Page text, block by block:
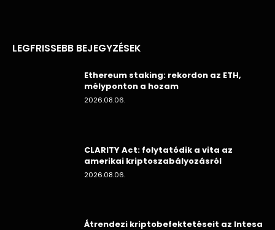
LEGFRISSEBB BEJEGYZÉSEK
Ethereum staking: rekordon az ETH,
mélyponton a hozam
2026.08.06.
CLARITY Act: folytatódik a vita az
amerikai kriptoszabályozásról
2026.08.06.
Átrendezi kriptobefektetéseit az Intesa